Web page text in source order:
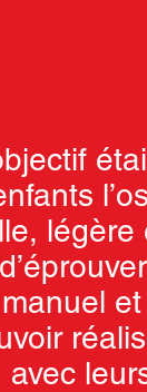
légère
avec